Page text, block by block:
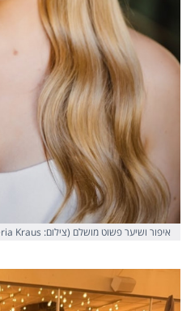
איפור ושיער פשוט מושלם (צילום: Neria Kraus – נריה קראוס אינסטגרם)